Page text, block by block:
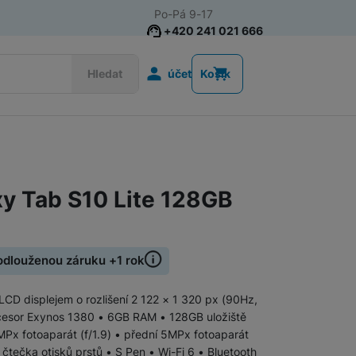
Hledat
iPad Mini
Tablety Xiaomi
+420 241 021 666
Po-Pá 9-17
Uživatelská
účet Košík
Tab S10 Lite 128GB
záruku +1 rok
displejem o rozlišení 2 122 × 1 320 px (90Hz,
Exynos 1380 • 6GB RAM • 128GB uložiště
fotoaparát (f/1.9) • přední 5MPx fotoaparát
otisků prstů • S Pen • Wi-Fi 6 • Bluetooth